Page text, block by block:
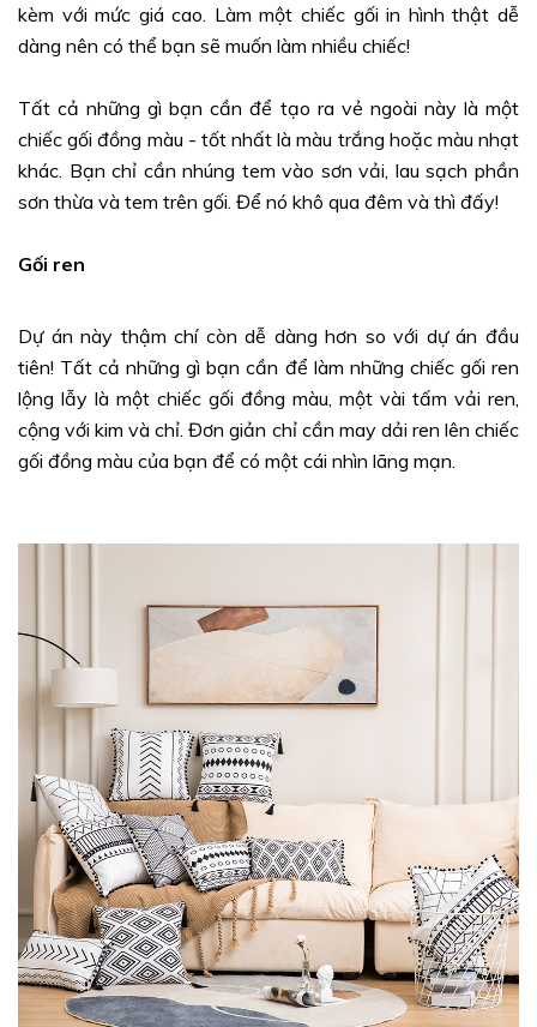
kèm với mức giá cao. Làm một chiếc gối in hình thật dễ
dàng nên có thể bạn sẽ muốn làm nhiều chiếc!
Tất cả những gì bạn cần để tạo ra vẻ ngoài này là một
chiếc gối đồng màu - tốt nhất là màu trắng hoặc màu nhạt
khác. Bạn chỉ cần nhúng tem vào sơn vải, lau sạch phần
sơn thừa và tem trên gối. Để nó khô qua đêm và thì đấy!
Gối ren
Dự án này thậm chí còn dễ dàng hơn so với dự án đầu
tiên! Tất cả những gì bạn cần để làm những chiếc gối ren
lộng lẫy là một chiếc gối đồng màu, một vài tấm vải ren,
cộng với kim và chỉ. Đơn giản chỉ cần may dải ren lên chiếc
gối đồng màu của bạn để có một cái nhìn lãng mạn.